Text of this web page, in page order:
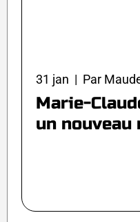
31 jan | Par
Marie-
un